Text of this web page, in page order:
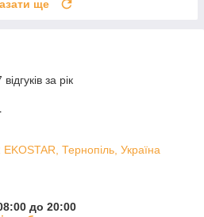
ще
за рік
Тернопіль, Україна
до 20:00